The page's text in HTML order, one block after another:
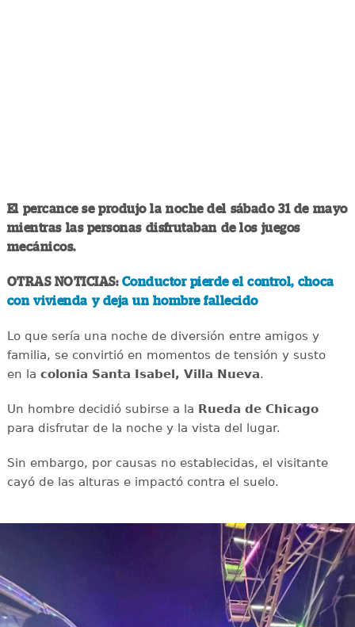
El percance se produjo la noche del sábado 31 de mayo
mientras las personas disfrutaban de los juegos
mecánicos.
OTRAS NOTICIAS: Conductor pierde el control, choca
con vivienda y deja un hombre fallecido
Lo que sería una noche de diversión entre amigos y
familia, se convirtió en momentos de tensión y susto
en la colonia Santa Isabel, Villa Nueva.
Un hombre decidió subirse a la Rueda de Chicago
para disfrutar de la noche y la vista del lugar.
Sin embargo, por causas no establecidas, el visitante
cayó de las alturas e impactó contra el suelo.